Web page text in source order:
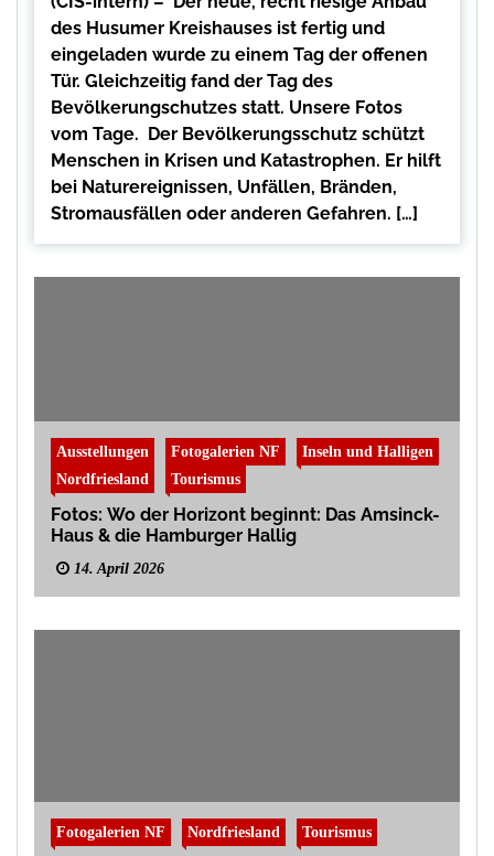
des Husumer Kreishauses ist fertig und
eingeladen wurde zu einem Tag der offenen
Tür. Gleichzeitig fand der Tag des
Bevölkerungschutzes statt. Unsere Fotos
vom Tage. Der Bevölkerungsschutz schützt
Menschen in Krisen und Katastrophen. Er hilft
bei Naturereignissen, Unfällen, Bränden,
Stromausfällen oder anderen Gefahren. […]
Ausstellungen Fotogalerien NF
Inseln und Halligen
Nordfriesland
Tourismus
Fotos: Wo der Horizont beginnt: Das Amsinck-
Haus & die Hamburger Hallig
14. April 2026
Fotogalerien NF Nordfriesland Tourismus